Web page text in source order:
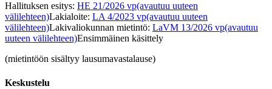
Hallituksen esitys: HE 21/2026 vp(avautuu uuteen
välilehteen)Lakialoite: LA 4/2023 vp(avautuu uuteen
välilehteen)Lakivaliokunnan mietintö: LaVM 13/2026 vp(avautuu
uuteen välilehteen)Ensimmäinen käsittely
(mietintöön sisältyy lausumavastalause)
Keskustelu